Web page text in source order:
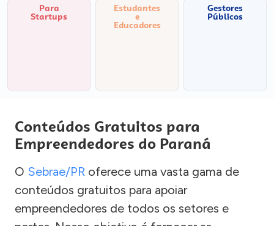
Para
Startups
Estudantes
e
Educadores
Gestores
Públicos
Conteúdos Gratuitos para
Empreendedores do Paraná
O Sebrae/PR oferece uma vasta gama de
conteúdos gratuitos para apoiar
empreendedores de todos os setores e